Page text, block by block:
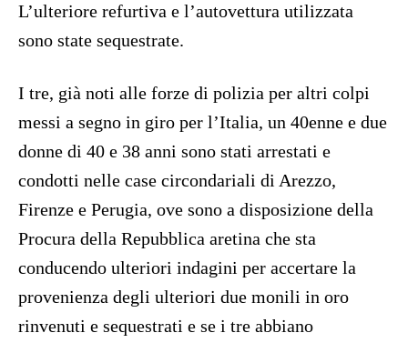
L’ulteriore refurtiva e l’autovettura utilizzata
sono state sequestrate.
I tre, già noti alle forze di polizia per altri colpi
messi a segno in giro per l’Italia, un 40enne e due
donne di 40 e 38 anni sono stati arrestati e
condotti nelle case circondariali di Arezzo,
Firenze e Perugia, ove sono a disposizione della
Procura della Repubblica aretina che sta
conducendo ulteriori indagini per accertare la
provenienza degli ulteriori due monili in oro
rinvenuti e sequestrati e se i tre abbiano